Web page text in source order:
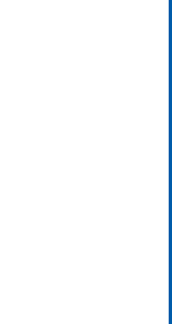
造、使用上的一个十
回转强度不合格列为
；即抽查10片砂轮